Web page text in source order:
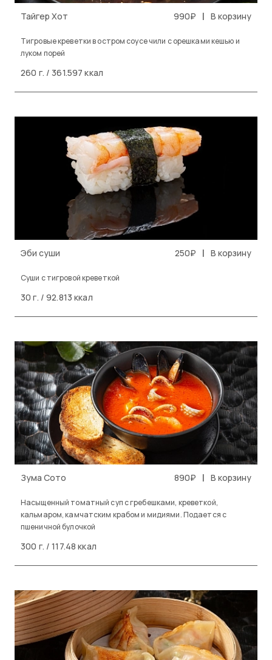
Тайгер Хот 990₽ | В корзину
Тигровые креветки в остром соусе чили с орешками кешью и
луком порей
260 г. / 361.597 ккал
Эби суши 250₽ | В корзину
Cуши с тигровой креветкой
30 г. / 92.813 ккал
Зума Сото 890₽ | В корзину
Насыщенный томатный суп с гребешками, креветкой,
кальмаром, камчатским крабом и мидиями. Подается с
пшеничной булочкой
300 г. / 117.48 ккал